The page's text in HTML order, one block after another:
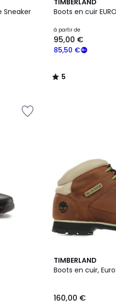
Sneaker
TIMBERLAND
Boots en cuir EURO
à partir de
85,50 €
95,00 €
/
5
/
TIMBERLAND
Boots en cuir,
160,00 €
5
/